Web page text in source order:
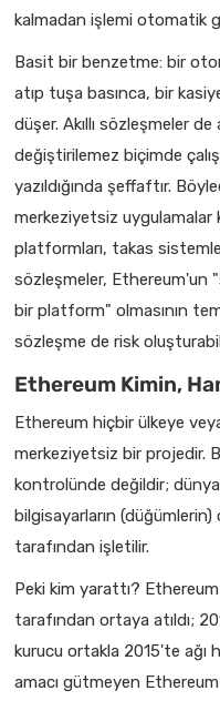
kalmadan işlemi otomatik
Basit bir benzetme: bir
atıp tuşa basınca, bir
düşer. Akıllı sözleşmeler
değiştirilemez biçimde
yazıldığında şeffaftır.
merkeziyetsiz uygulamalar
platformları, takas
sözleşmeler, Ethereum'un
bir platform" olmasının
sözleşme de risk
Ethereum Kimin,
Ethereum hiçbir ülkeye
merkeziyetsiz bir projedir.
kontrolünde değildir;
bilgisayarların
tarafından işletilir.
Peki kim yarattı?
tarafından ortaya atıldı;
kurucu ortakla 2015'te ağı
amacı gütmeyen